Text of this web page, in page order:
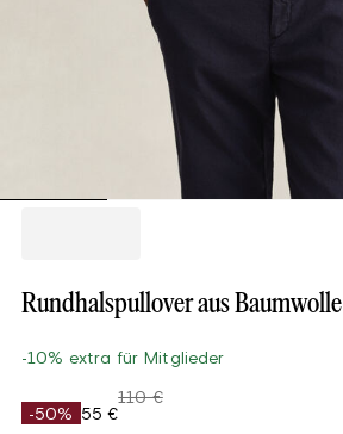
Rundhalspullover aus Baumwolle
-10% extra für Mitglieder
-50% 55 €
110 €